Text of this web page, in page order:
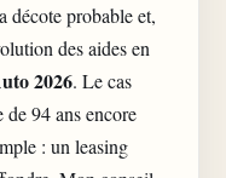
décote probable et,
des aides en
2026. Le cas
de 94 ans encore
: un leasing